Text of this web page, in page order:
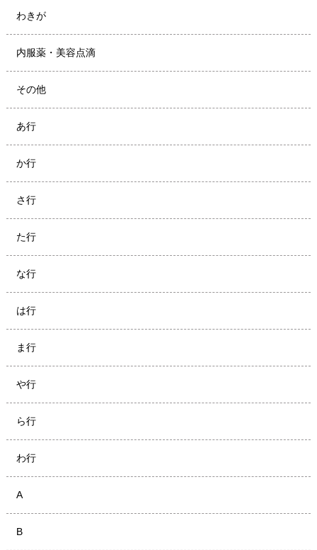
わきが
内服薬・美容点滴
その他
あ行
か行
さ行
た行
な行
は行
ま行
や行
ら行
わ行
A
B